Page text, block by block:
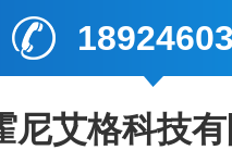
尼艾格科技